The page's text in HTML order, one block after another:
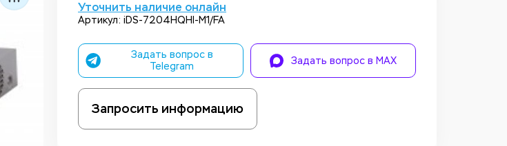
Уточнить наличие онлайн
Артикул: iDS-7204HQHI-M1/FA
Задать вопрос в
Telegram
Задать вопрос в MAX
Запросить информацию